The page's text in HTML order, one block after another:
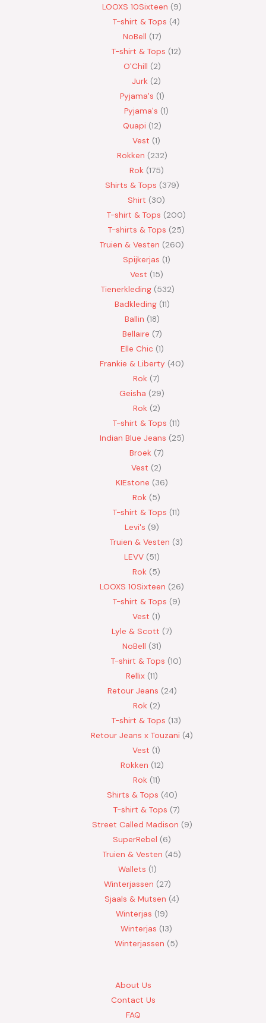
LOOXS 10Sixteen
9
T-shirt & Tops 4
NoBell 17
T-shirt & Tops 12
O'Chill 2
Jurk 2
Pyjama's 1
Pyjama's 1
Quapi 12
Vest 1
Rokken 232
Rok 175
Shirts & Tops 379
Shirt
30
T-shirt & Tops
200
T-shirts & Tops
25
Truien & Vesten
260
Spijkerjas 1
Vest 15
Tienerkleding 532
Badkleding 11
Ballin 18
Bellaire 7
Elle Chic 1
Frankie & Liberty 40
Rok 7
Geisha
29
Rok 2
T-shirt & Tops 11
Indian Blue Jeans 25
Broek 7
Vest
2
KIEstone
36
Rok 5
T-shirt & Tops 11
Levi's
9
Truien & Vesten
3
LEVV 51
Rok 5
LOOXS 10Sixteen
26
T-shirt & Tops 9
Vest 1
Lyle & Scott 7
NoBell
31
T-shirt & Tops 10
Rellix 11
Retour Jeans 24
Rok 2
T-shirt & Tops 13
Retour Jeans x Touzani 4
Vest 1
Rokken 12
Rok 11
Shirts & Tops 40
T-shirt & Tops 7
Street Called Madison 9
SuperRebel
6
Truien & Vesten 45
Wallets 1
Winterjassen
27
Sjaals & Mutsen 4
Winterjas 19
Winterjas 13
Winterjassen
5
About Us
Contact Us
FAQ